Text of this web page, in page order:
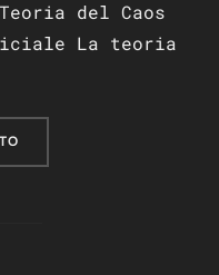
del Caos
La teoria